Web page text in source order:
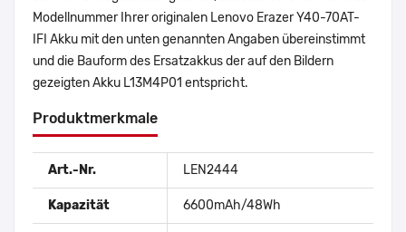
Modellnummer Ihrer originalen Lenovo Erazer Y40-70AT-
IFI Akku mit den unten genannten Angaben übereinstimmt
und die Bauform des Ersatzakkus der auf den Bildern
gezeigten Akku L13M4P01 entspricht.
Produktmerkmale
Art.-Nr. LEN2444
Kapazität 6600mAh/48Wh